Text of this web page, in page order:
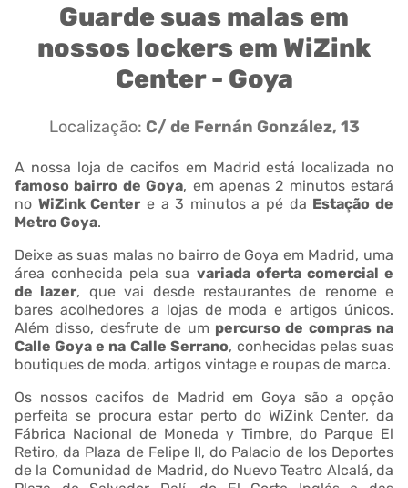
Guarde suas malas em
nossos lockers em WiZink
Center - Goya
Localização: C/ de Fernán González, 13
A nossa loja de cacifos em Madrid está localizada no
famoso bairro de Goya, em apenas 2 minutos estará
no WiZink Center e a 3 minutos a pé da Estação de
Metro Goya.
Deixe as suas malas no bairro de Goya em Madrid, uma
área conhecida pela sua variada oferta comercial e
de lazer, que vai desde restaurantes de renome e
bares acolhedores a lojas de moda e artigos únicos.
Além disso, desfrute de um percurso de compras na
Calle Goya e na Calle Serrano, conhecidas pelas suas
boutiques de moda, artigos vintage e roupas de marca.
Os nossos cacifos de Madrid em Goya são a opção
perfeita se procura estar perto do WiZink Center, da
Fábrica Nacional de Moneda y Timbre, do Parque El
Retiro, da Plaza de Felipe II, do Palacio de los Deportes
de la Comunidad de Madrid, do Nuevo Teatro Alcalá, da